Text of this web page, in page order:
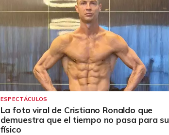
ESPECTÁCULOS
La foto viral de Cristiano Ronaldo que
demuestra que el tiempo no pasa para su
físico